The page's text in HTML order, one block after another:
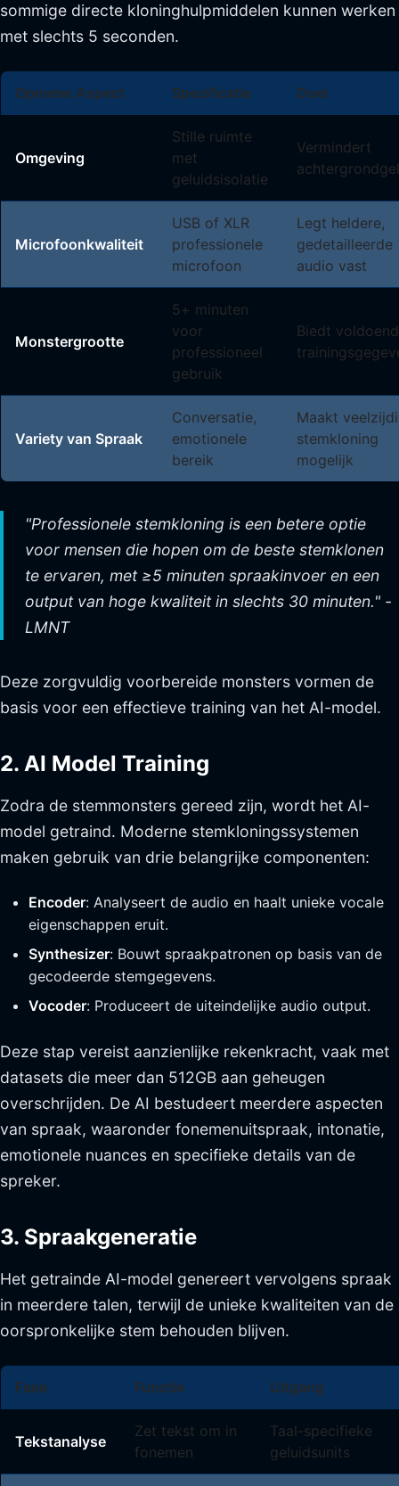
sommige directe kloninghulpmiddelen kunnen werken
met slechts 5 seconden.
Opname Aspect Specificatie Doel
Omgeving
Stille ruimte
met
geluidsisolatie
Vermindert
Microfoonkwaliteit
USB of XLR
professionele
microfoon
Legt heldere,
gedetailleerde
audio vast
Monstergrootte
5+ minuten
voor
professioneel
gebruik
Biedt
Variety van Spraak
Conversatie,
emotionele
bereik
Maakt
stemkloning
mogelijk
"Professionele stemkloning is een betere optie
voor mensen die hopen om de beste stemklonen
te ervaren, met ≥5 minuten spraakinvoer en een
output van hoge kwaliteit in slechts 30 minuten." -
LMNT
Deze zorgvuldig voorbereide monsters vormen de
basis voor een effectieve training van het AI-model.
2. AI Model Training
Zodra de stemmonsters gereed zijn, wordt het AI-
model getraind. Moderne stemkloningssystemen
maken gebruik van drie belangrijke componenten:
Encoder: Analyseert de audio en haalt unieke vocale
eigenschappen eruit.
Synthesizer: Bouwt spraakpatronen op basis van de
gecodeerde stemgegevens.
Vocoder: Produceert de uiteindelijke audio output.
Deze stap vereist aanzienlijke rekenkracht, vaak met
datasets die meer dan 512GB aan geheugen
overschrijden. De AI bestudeert meerdere aspecten
van spraak, waaronder fonemenuitspraak, intonatie,
emotionele nuances en specifieke details van de
spreker.
3. Spraakgeneratie
Het getrainde AI-model genereert vervolgens spraak
in meerdere talen, terwijl de unieke kwaliteiten van de
oorspronkelijke stem behouden blijven.
Fase Functie Uitgang
Tekstanalyse
Zet tekst om in
fonemen
Taal-specifieke
geluidsunits